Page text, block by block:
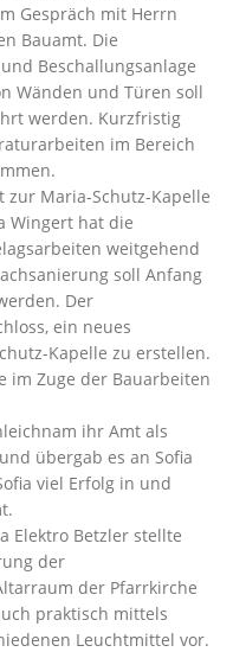
Gespräch mit Herrn
Bauamt. Die
Beschallungsanlage
Wänden und Türen soll
werden. Kurzfristig
im Bereich
Maria-Schutz-Kapelle
Wingert hat die
weitgehend
soll Anfang
Der
ein neues
Kapelle zu erstellen.
im Zuge der Bauarbeiten
ihr Amt als
übergab es an Sofia
viel Erfolg in und
Elektro Betzler stellte
der
der Pfarrkirche
praktisch mittels
Leuchtmittel vor.